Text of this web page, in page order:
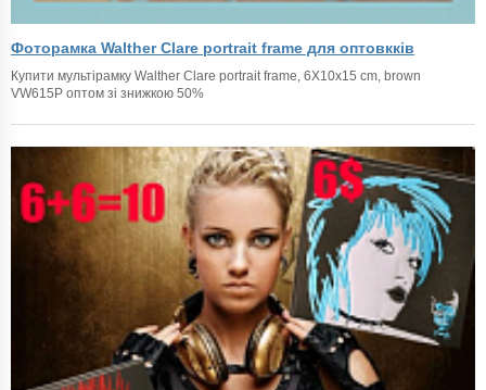
Фоторамка Walther Clare portrait frame для оптовкків
Купити мультірамку Walther Clare portrait frame, 6X10x15 cm, brown
VW615P оптом зі знижкою 50%